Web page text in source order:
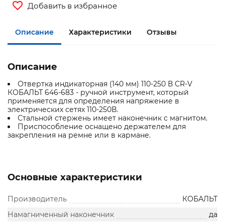
Добавить в избранное
Описание Характеристики Отзывы
Описание
Отвертка индикаторная (140 мм) 110-250 В CR-V
КОБАЛЬТ 646-683 - ручной инструмент, который
применяется для определения напряжение в
электрических сетях 110-250В.
Стальной стержень имеет наконечник с магнитом.
Приспособление оснащено держателем для
закрепления на ремне или в кармане.
Основные характеристики
Производитель
КОБАЛЬТ
Намагниченный наконечник
да